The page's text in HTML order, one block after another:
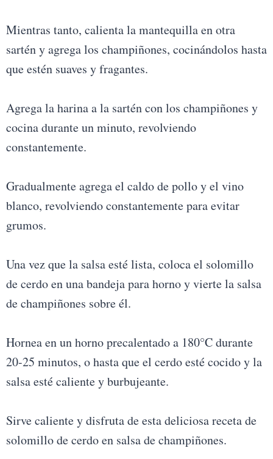
Mientras tanto, calienta la mantequilla en otra
sartén y agrega los champiñones, cocinándolos hasta
que estén suaves y fragantes.
Agrega la harina a la sartén con los champiñones y
cocina durante un minuto, revolviendo
constantemente.
Gradualmente agrega el caldo de pollo y el vino
blanco, revolviendo constantemente para evitar
grumos.
Una vez que la salsa esté lista, coloca el solomillo
de cerdo en una bandeja para horno y vierte la salsa
de champiñones sobre él.
Hornea en un horno precalentado a 180°C durante
20-25 minutos, o hasta que el cerdo esté cocido y la
salsa esté caliente y burbujeante.
Sirve caliente y disfruta de esta deliciosa receta de
solomillo de cerdo en salsa de champiñones.